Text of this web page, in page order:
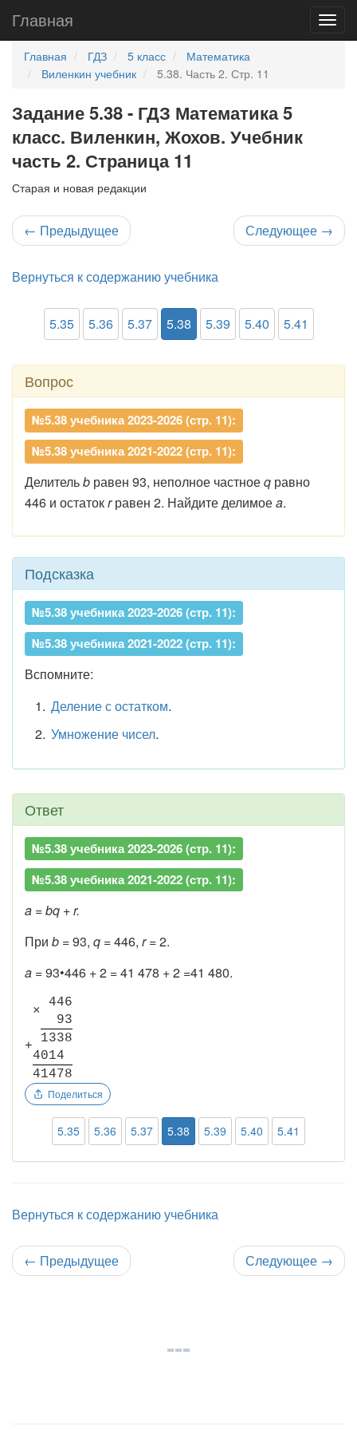
Главная
Главная ГДЗ 5 класс
Математика
Виленкин учебник
5.38. Часть 2. Стр. 11
Задание 5.38 - ГДЗ Математика 5
класс. Виленкин, Жохов. Учебник
часть 2. Страница 11
Старая и новая редакции
← Предыдущее Следующее →
Вернуться к содержанию учебника
5.35 5.36 5.37 5.38 5.39 5.40 5.41
Вопрос
№5.38 учебника 2023-2026 (стр. 11):
№5.38 учебника 2021-2022 (стр. 11):
Делительb равен 93, неполное частноеq равно
446 и остатокrравен 2. Найдите делимоеa.
Подсказка
№5.38 учебника 2023-2026 (стр. 11):
№5.38 учебника 2021-2022 (стр. 11):
Вспомните:
Деление с остатком.
Умножение чисел.
Ответ
№5.38 учебника 2023-2026 (стр. 11):
№5.38 учебника 2021-2022 (стр. 11):
a = bq + r.
При b =93, q = 446, r= 2.
a =93•446 +2 = 41 478 + 2 =41 480.
×
446
93
+
1338
4014
41478
Поделиться
5.35 5.36 5.37 5.38 5.39 5.40 5.41
Вернуться к содержанию учебника
← Предыдущее Следующее →